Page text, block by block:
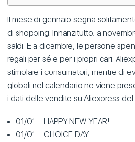
Il mese di gennaio segna
di shopping. Innanzitutto, a
saldi. E a dicembre, le persone
regali per sé e per i propri cari.
stimolare i consumatori, mentre di
globali nel calendario ne viene
i dati delle vendite su Aliexpress
01/01 – HAPPY NEW YEAR!
01/01 – CHOICE DAY